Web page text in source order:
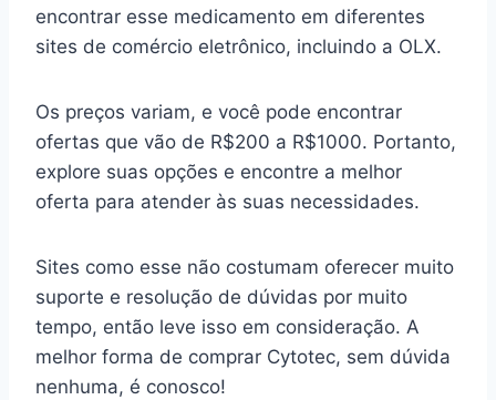
encontrar esse medicamento em diferentes
sites de comércio eletrônico, incluindo a OLX.
Os preços variam, e você pode encontrar
ofertas que vão de R$200 a R$1000. Portanto,
explore suas opções e encontre a melhor
oferta para atender às suas necessidades.
Sites como esse não costumam oferecer muito
suporte e resolução de dúvidas por muito
tempo, então leve isso em consideração. A
melhor forma de comprar Cytotec, sem dúvida
nenhuma, é conosco!